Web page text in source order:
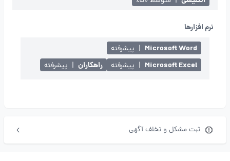
نرم افزارها
Microsoft Word
| پیشرفته
Microsoft Excel
| پیشرفته راهکاران | پیشرفته
ثبت مشکل و تخلف آگهی